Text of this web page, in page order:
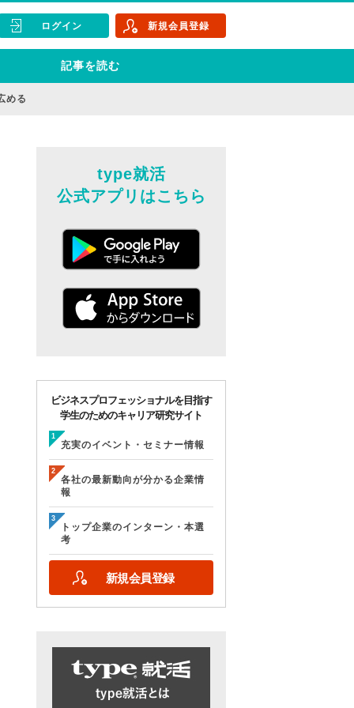
記事を読む
ログイン 新規会員登録
める
type就活
公式アプリはこちら
ビジネスプロフェッショナルを目指す
学生のためのキャリア研究サイト
充実のイベント・セミナー情報
各社の最新動向が分かる企業情
報
トップ企業のインターン・本選
考
新規会員登録